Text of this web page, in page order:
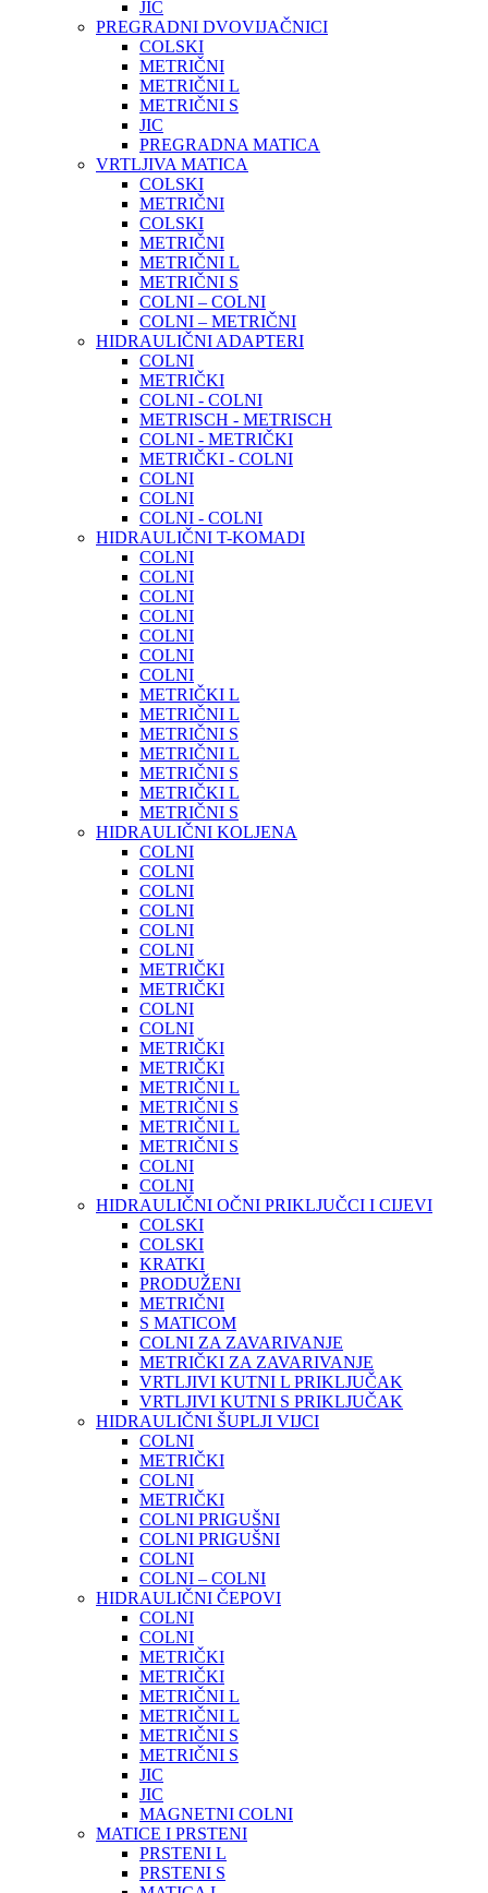
JIC
PREGRADNI DVOVIJAČNICI
COLSKI
METRIČNI
METRIČNI L
METRIČNI S
JIC
PREGRADNA MATICA
VRTLJIVA MATICA
COLSKI
METRIČNI
COLSKI
METRIČNI
METRIČNI L
METRIČNI S
COLNI – COLNI
COLNI – METRIČNI
HIDRAULIČNI ADAPTERI
COLNI
METRIČKI
COLNI - COLNI
METRISCH - METRISCH
COLNI - METRIČKI
METRIČKI - COLNI
COLNI
COLNI
COLNI - COLNI
HIDRAULIČNI T-KOMADI
COLNI
COLNI
COLNI
COLNI
COLNI
COLNI
COLNI
METRIČKI L
METRIČNI L
METRIČNI S
METRIČNI L
METRIČNI S
METRIČKI L
METRIČNI S
HIDRAULIČNI KOLJENA
COLNI
COLNI
COLNI
COLNI
COLNI
COLNI
METRIČKI
METRIČKI
COLNI
COLNI
METRIČKI
METRIČKI
METRIČNI L
METRIČNI S
METRIČNI L
METRIČNI S
COLNI
COLNI
HIDRAULIČNI OČNI PRIKLJUČCI I CIJEVI
COLSKI
COLSKI
KRATKI
PRODUŽENI
METRIČNI
S MATICOM
COLNI ZA ZAVARIVANJE
METRIČKI ZA ZAVARIVANJE
VRTLJIVI KUTNI L PRIKLJUČAK
VRTLJIVI KUTNI S PRIKLJUČAK
HIDRAULIČNI ŠUPLJI VIJCI
COLNI
METRIČKI
COLNI
METRIČKI
COLNI PRIGUŠNI
COLNI PRIGUŠNI
COLNI
COLNI – COLNI
HIDRAULIČNI ČEPOVI
COLNI
COLNI
METRIČKI
METRIČKI
METRIČNI L
METRIČNI L
METRIČNI S
METRIČNI S
JIC
JIC
MAGNETNI COLNI
MATICE I PRSTENI
PRSTENI L
PRSTENI S